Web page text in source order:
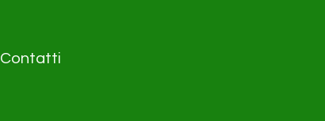
Contatti